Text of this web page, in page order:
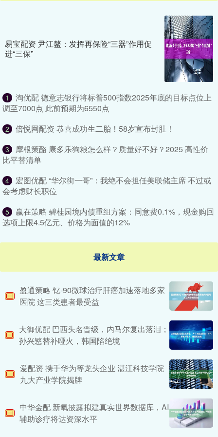
易宝配资 尹江鳌：发挥再保险“三器”作用促
进“三保”
1
淘优配 德意志银行将标普500指数2025年底的目标点位上
调至7000点 此前预期为6550点
2 倍悦网配资 恭喜成功生二胎！58岁宣布封肚！
3
摩根策酪 康多乐狗粮怎么样？质量好不好？2025 高性价
比平替清单
4
宏图优配 “华尔街一哥”：我绝不会担任美联储主席 不过或
会考虑财长职位
5
赢在策略 碧桂园境内债重组方案：同意费0.1%，现金购回
选项上限4.5亿元、价格为面值的12%
最新文章
盈通策略 钇-90微球治疗肝癌加速落地多家
医院 这三类患者最受益
大御优配 巴西头名晋级，内马尔复出落泪；
孙兴慜替补哑火，韩国陷绝境
爱配资 携手华为等龙头企业 湛江科技学院
九大产业学院揭牌
中华金配 新氧披露拟建真实世界数据库，AI
辅助诊疗将达资深水平